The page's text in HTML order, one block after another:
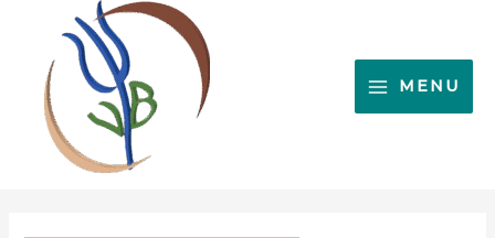
contenido
MENU